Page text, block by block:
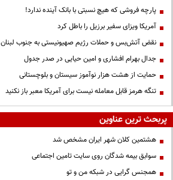
پارچه فروشی که هیچ نسبتی با بانک آینده ندارد!
آمریکا ویزای سفیر برزیل را باطل کرد
نقض آتش‌بس و حملات رژیم صهیونیستی به جنوب لبنان
جدال بهرام افشاری و امین حیایی در صدر جدول
حمایت از هشت هزار نوآموز سیستان و بلوچستانی
تنگه هرمز قابل معامله نیست برای آمریکا معبر باز نکنید
پربحث ترین عناوین
هشتمین کلان شهر ایران مشخص شد
سوابق بیمه شدگان روی سایت تامین اجتماعی
همجنس گرایی در شبکه من و تو